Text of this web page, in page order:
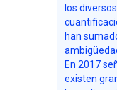
los
han
En 2017
existen